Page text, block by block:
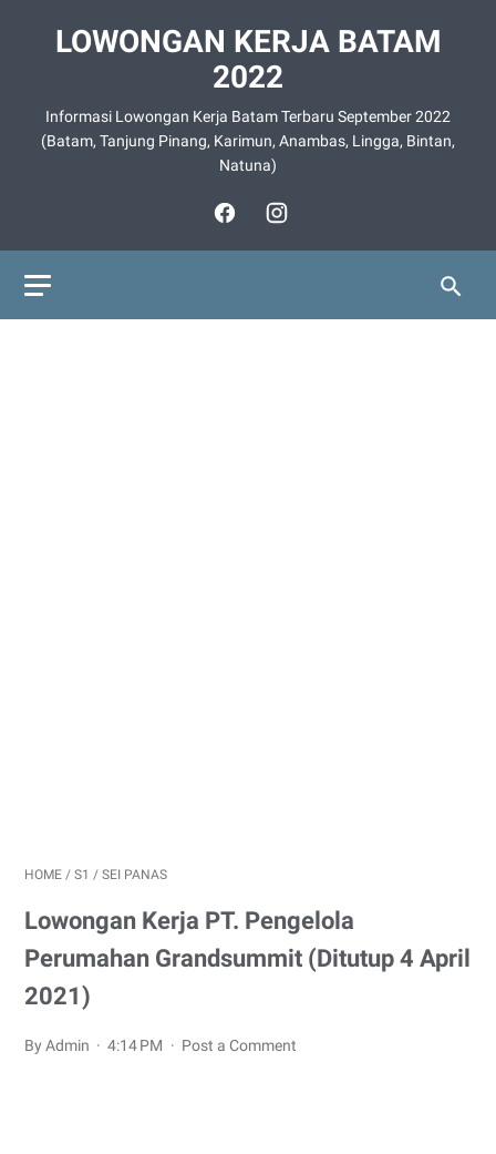
LOWONGAN KERJA BATAM
2022
Informasi Lowongan Kerja Batam Terbaru September 2022
(Batam, Tanjung Pinang, Karimun, Anambas, Lingga, Bintan,
Natuna)
HOME / S1 / SEI PANAS
Lowongan Kerja PT. Pengelola
Perumahan Grandsummit (Ditutup 4 April
2021)
By Admin 4:14 PM Post a Comment